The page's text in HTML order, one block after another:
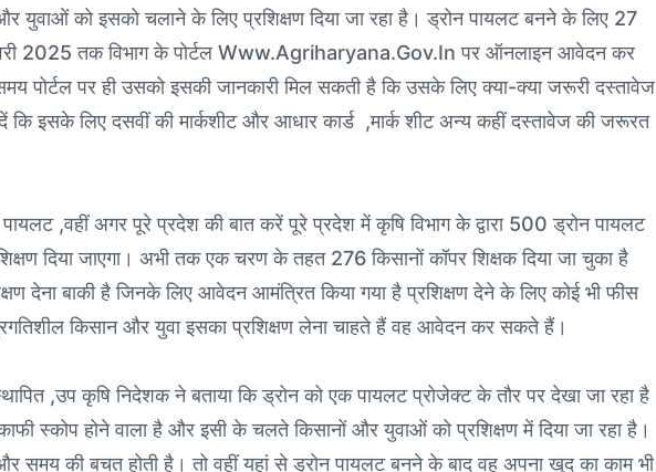
युवाओं को इसको चलाने के लिए प्रशिक्षण दिया जा रहा है। ड्रोन पायलट बनने के लिए 27
2025 तक विभाग के पोर्टल Www.agriharyana.gov.in पर ऑनलाइन आवेदन कर
पर ही उसको इसकी जानकारी मिल सकती है कि उसके लिए क्या-क्या जरूरी दस्तावेज
कि इसके लिए दसवीं की मार्कशीट और आधार कार्ड ,मार्क शीट अन्य कहीं दस्तावेज की जरूरत
,वहीं अगर पूरे प्रदेश की बात करें पूरे प्रदेश में कृषि विभाग के द्वारा 500 ड्रोन पायलट
दिया जाएगा। अभी तक एक चरण के तहत 276 किसानों कॉपर शिक्षक दिया जा चुका है
देना बाकी है जिनके लिए आवेदन आमंत्रित किया गया है प्रशिक्षण देने के लिए कोई भी फीस
किसान और युवा इसका प्रशिक्षण लेना चाहते हैं वह आवेदन कर सकते हैं।
,उप कृषि निदेशक ने बताया कि ड्रोन को एक पायलट प्रोजेक्ट के तौर पर देखा जा रहा है
स्कोप होने वाला है और इसी के चलते किसानों और युवाओं को प्रशिक्षण में दिया जा रहा है।
समय की बचत होती है। तो वहीं यहां से ड्रोन पायलट बनने के बाद वह अपना खुद का काम भी